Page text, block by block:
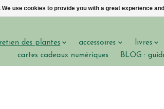
des plantes accessoires livres
cartes cadeaux numériques
BLOG :
use cookies to provide you with a great experience